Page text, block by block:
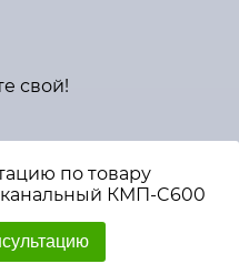
свой!
по товару
КМП-C600